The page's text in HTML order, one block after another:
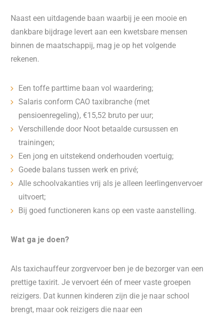
Naast een uitdagende baan waarbij je een mooie en
dankbare bijdrage levert aan een kwetsbare mensen
binnen de maatschappij, mag je op het volgende
rekenen.
Een toffe parttime baan vol waardering;
Salaris conform CAO taxibranche (met
pensioenregeling), €15,52 bruto per uur;
Verschillende door Noot betaalde cursussen en
trainingen;
Een jong en uitstekend onderhouden voertuig;
Goede balans tussen werk en privé;
Alle schoolvakanties vrij als je alleen leerlingenvervoer
uitvoert;
Bij goed functioneren kans op een vaste aanstelling.
Wat ga je doen?
Als taxichauffeur zorgvervoer ben je de bezorger van een
prettige taxirit. Je vervoert één of meer vaste groepen
reizigers. Dat kunnen kinderen zijn die je naar school
brengt, maar ook reizigers die naar een